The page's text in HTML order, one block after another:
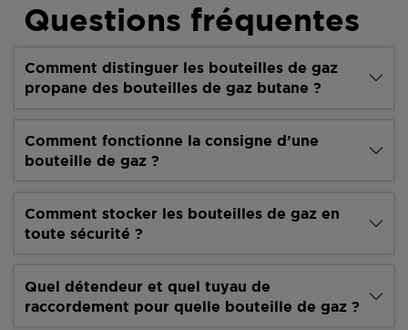
Questions fréquentes
Comment distinguer les bouteilles de gaz
propane des bouteilles de gaz butane ?
Comment fonctionne la consigne d’une
bouteille de gaz ?
Comment stocker les bouteilles de gaz en
toute sécurité ?
Quel détendeur et quel tuyau de
raccordement pour quelle bouteille de gaz ?